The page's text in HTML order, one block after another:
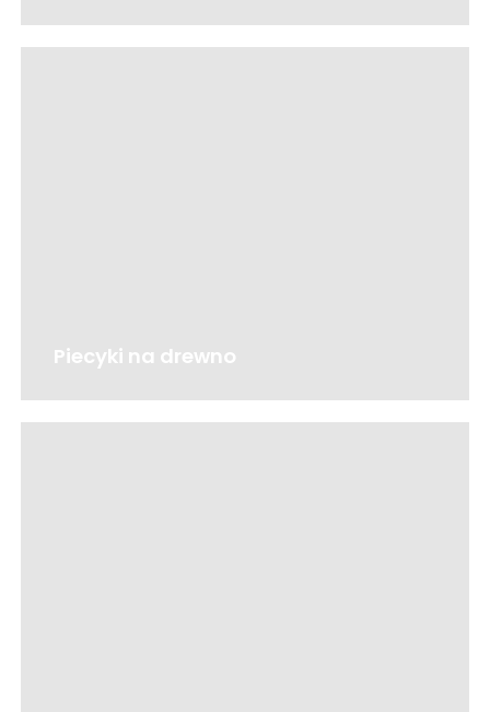
Piecyki na drewno